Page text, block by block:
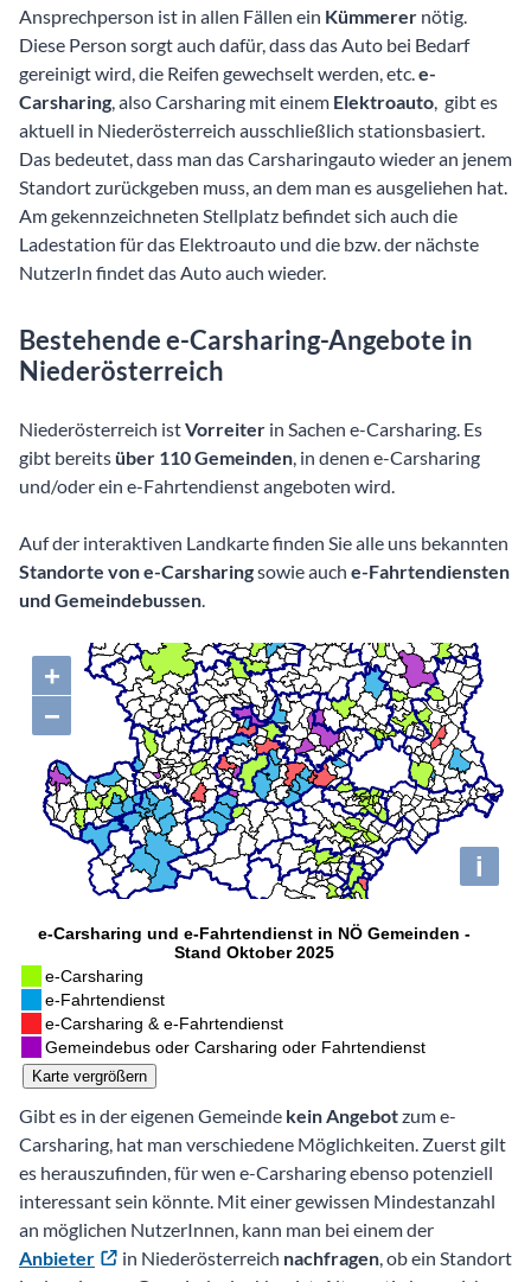
Ansprechperson ist in allen Fällen ein Kümmerer nötig.
Diese Person sorgt auch dafür, dass das Auto bei Bedarf
gereinigt wird, die Reifen gewechselt werden, etc.e-
Carsharing, also Carsharing mit einem Elektroauto, gibt es
aktuell in Niederösterreich ausschließlich stationsbasiert.
Das bedeutet, dass man das Carsharingauto wieder an jenem
Standort zurückgeben muss, an dem man es ausgeliehen hat.
Am gekennzeichneten Stellplatz befindet sich auch die
Ladestation für das Elektroauto und die bzw. der nächste
NutzerIn findet das Auto auch wieder.
Bestehende e-Carsharing-Angebote in
Niederösterreich
Niederösterreich istVorreiter in Sachen e-Carsharing. Es
gibt bereits über 110 Gemeinden, in denen e-Carsharing
und/oder ein e-Fahrtendienst angeboten wird.
Auf der interaktiven Landkarte finden Sie alle uns bekannten
Standorte von e-Carsharingsowie auch e-Fahrtendiensten
und Gemeindebussen.
Gibt es in der eigenen Gemeinde kein Angebotzum e-
Carsharing, hat man verschiedene Möglichkeiten. Zuerst gilt
es herauszufinden, für wen e-Carsharing ebenso potenziell
interessant sein könnte. Mit einer gewissen Mindestanzahl
an möglichen NutzerInnen, kann man bei einem der
Anbieter
in Niederösterreich nachfragen, ob ein Standort